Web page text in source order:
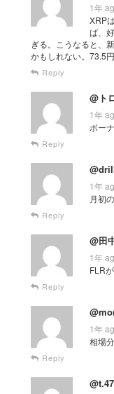
1年
XRP
ば、
ぎる。こうなると、
かもしれない。73.5
Reply
@ト
1年
ボー
Reply
1年
月初
Reply
@田
1年
FLR
Reply
1年
相場
Reply